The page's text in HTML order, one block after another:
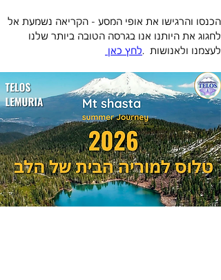
הכנסו והרגישו את אופי המסע - הקריאה נשמעת אל
לחגוג את היותנו אנו בגרסה הטובה ביותר שלנו
לעצמנו ולאנושות  .לחץ כאן